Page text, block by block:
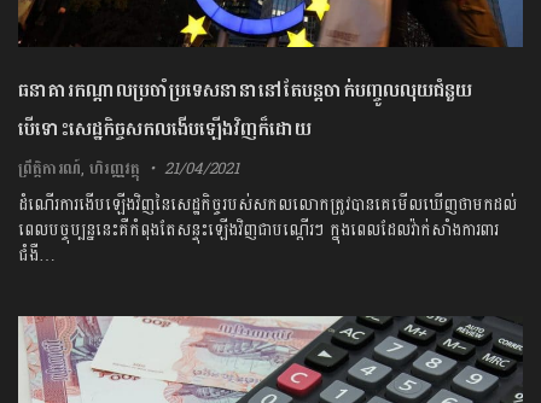
ធនាគារកណ្តាលប្រចាំប្រទេសនានានៅតែបន្តចាក់បញ្ចូលលុយជំនួយ
បើទោះសេដ្ឋកិច្ចសកលងើបឡើងវិញក៏ដោយ
ព្រឹត្តិការណ៍,ហិរញ្ញវត្ថុ 21/04/2021
ដំណើរការងើបឡើងវិញនៃសេដ្ឋកិច្ចរបស់សកលលោកត្រូវបានគេមើលឃើញថាមកដល់
ពេលបច្ចុប្បន្ននេះគឺកំពុងតែសន្ទុះឡើងវិញជាបណ្តើរៗ ក្នុងពេល​​​ដែល​វ៉ាក់សាំងការពារ
ជំងឺ…